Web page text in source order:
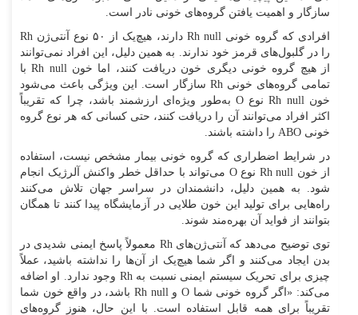
سازگار و اهمیت یافتن گروه‌های خونی نادر است.
افرادی که گروه خونی Rh null دارند، هیچ‌یک از ۵۰ نوع آنتی‌ژن Rh
را در گلبول‌های قرمز خود ندارند. به همین دلیل، این افراد نمی‌توانند
از هیچ گروه خونی دیگری خون دریافت کنند، اما خون Rh null با
تمامی گروه‌های خونی Rh سازگار است. این ویژگی باعث می‌شود
خون Rh null نوع O به‌طور ویژه‌ای ارزشمند باشد، چرا که تقریباً
اکثر افراد می‌توانند آن را دریافت کنند، حتی کسانی که هر نوع گروه
خونی ABO را داشته باشند.
در شرایط اضطراری که گروه خونی بیمار مشخص نیست، استفاده
از خون Rh null نوع O می‌تواند با حداقل خطر واکنش آلرژیک انجام
شود. به همین دلیل، دانشمندان در سراسر جهان تلاش می‌کنند
راه‌هایی برای تولید این خون طلایی در آزمایشگاه پیدا کنند تا همگان
بتوانند از فواید آن بهره‌مند شوند.
توی توضیح می‌دهد که آنتی‌ژن‌های Rh معمولاً پاسخ ایمنی شدیدی در
بدن ایجاد می‌کنند و اگر شما هیچ‌یک از آن‌ها را نداشته باشید، عملاً
چیزی برای تحریک سیستم ایمنی نسبت به Rh وجود ندارد. او اضافه
می‌کند: «اگر گروه خونی شما O و Rh null باشد، در واقع خون شما
تقریباً برای همه قابل استفاده است. با این حال، هنوز گروه‌های